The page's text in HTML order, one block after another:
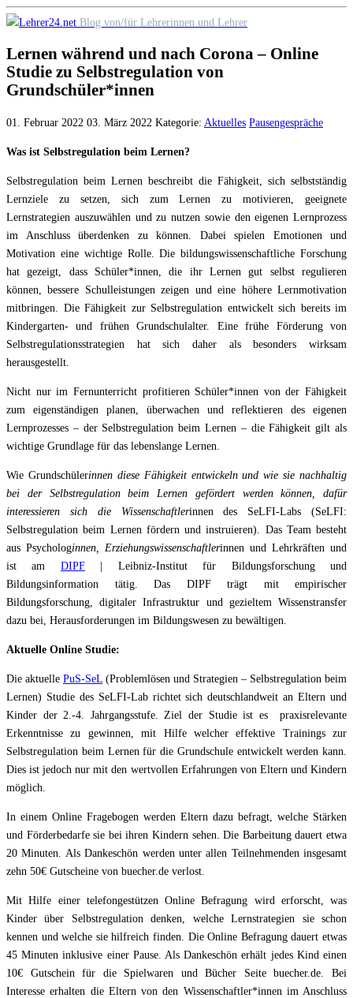
Skip
content
Blog von/für Lehrerinnen und Lehrer
Lernen während und nach Corona – Online
Studie zu Selbstregulation von
Grundschüler*innen
01. Februar 2022 03. März 2022 Kategorie: Aktuelles Pausengespräche
Was ist Selbstregulation beim Lernen?
Selbstregulation beim Lernen beschreibt die Fähigkeit, sich selbstständig
Lernziele zu setzen, sich zum Lernen zu motivieren, geeignete
Lernstrategien auszuwählen und zu nutzen sowie den eigenen Lernprozess
im Anschluss überdenken zu können. Dabei spielen Emotionen und
Motivation eine wichtige Rolle. Die bildungswissenschaftliche Forschung
hat gezeigt, dass Schüler*innen, die ihr Lernen gut selbst regulieren
können, bessere Schulleistungen zeigen und eine höhere Lernmotivation
mitbringen. Die Fähigkeit zur Selbstregulation entwickelt sich bereits im
Kindergarten- und frühen Grundschulalter. Eine frühe Förderung von
Selbstregulationsstrategien hat sich daher als besonders wirksam
herausgestellt.
Nicht nur im Fernunterricht profitieren Schüler*innen von der Fähigkeit
zum eigenständigen planen, überwachen und reflektieren des eigenen
Lernprozesses – der Selbstregulation beim Lernen – die Fähigkeit gilt als
wichtige Grundlage für das lebenslange Lernen.
Wie Grundschülerinnen diese Fähigkeit entwickeln und wie sie nachhaltig
bei der Selbstregulation beim Lernen gefördert werden können, dafür
interessieren sich die Wissenschaftlerinnen des SeLFI-Labs (SeLFI:
Selbstregulation beim Lernen fördern und instruieren). Das Team besteht
aus Psychologinnen, Erziehungswissenschaftlerinnen und Lehrkräften und
ist am DIPF| Leibniz-Institut für Bildungsforschung und
Bildungsinformation tätig. Das DIPF trägt mit empirischer
Bildungsforschung, digitaler Infrastruktur und gezieltem Wissenstransfer
dazu bei, Herausforderungen im Bildungswesen zu bewältigen.
Aktuelle Online Studie:
Die aktuelle PuS-SeL (Problemlösen und Strategien – Selbstregulation beim
Lernen) Studie des SeLFI-Lab richtet sich deutschlandweit an Eltern und
Kinder der 2.-4. Jahrgangsstufe. Ziel der Studie ist es praxisrelevante
Erkenntnisse zu gewinnen, mit Hilfe welcher effektive Trainings zur
Selbstregulation beim Lernen für die Grundschule entwickelt werden kann.
Dies ist jedoch nur mit den wertvollen Erfahrungen von Eltern und Kindern
möglich.
In einem Online Fragebogen werden Eltern dazu befragt, welche Stärken
und Förderbedarfe sie bei ihren Kindern sehen. Die Barbeitung dauert etwa
20 Minuten. Als Dankeschön werden unter allen Teilnehmenden insgesamt
zehn 50€ Gutscheine von buecher.de verlost.
Mit Hilfe einer telefongestützen Online Befragung wird erforscht, was
Kinder über Selbstregulation denken, welche Lernstrategien sie schon
kennen und welche sie hilfreich finden. Die Online Befragung dauert etwas
45 Minuten inklusive einer Pause. Als Dankeschön erhält jedes Kind einen
10€ Gutschein für die Spielwaren und Bücher Seite buecher.de. Bei
Interesse erhalten die Eltern von den Wissenschaftler*innen im Anschluss